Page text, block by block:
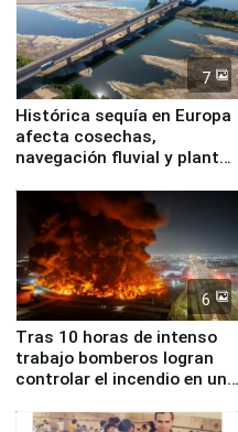
7
Histórica sequía en Europa
afecta cosechas,
navegación fluvial y plantas
6
Tras 10 horas de intenso
trabajo bomberos logran
controlar el incendio en una
de Chile